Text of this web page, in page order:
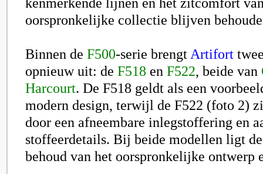
oorspronkelijke collectie blijven
Binnen de F500-serie brengt Artifort
opnieuw uit: de F518 en F522, beide van
Harcourt. De F518 geldt als een
modern design, terwijl de F522 (foto 2)
door een afneembare inlegstoffering en
stoffeerdetails. Bij beide modellen ligt
behoud van het oorspronkelijke ontwerp